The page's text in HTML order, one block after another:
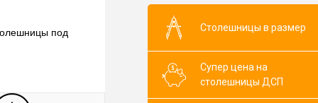
под Столешницы в размер
Супер цена на
столешницы ДСП